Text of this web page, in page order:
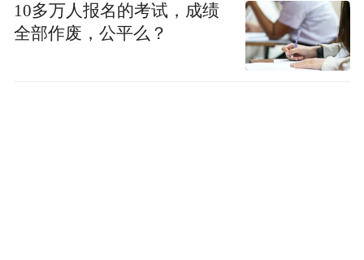
10多万人报名的考试，成绩
全部作废，公平么？